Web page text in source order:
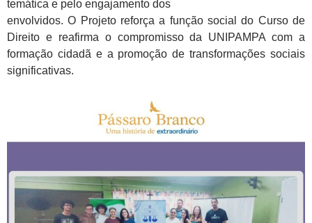
temática e pelo engajamento dos
envolvidos. O Projeto reforça a função social do Curso de
Direito e reafirma o compromisso da UNIPAMPA com a
formação cidadã e a promoção de transformações sociais
significativas.